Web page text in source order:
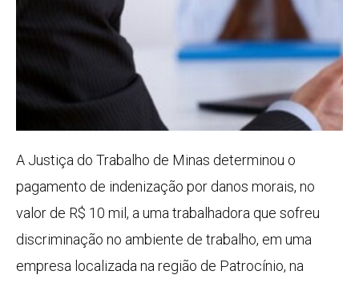
A Justiça do Trabalho de Minas determinou o
pagamento de indenização por danos morais, no
valor de R$ 10 mil, a uma trabalhadora que sofreu
discriminação no ambiente de trabalho, em uma
empresa localizada na região de Patrocínio, na